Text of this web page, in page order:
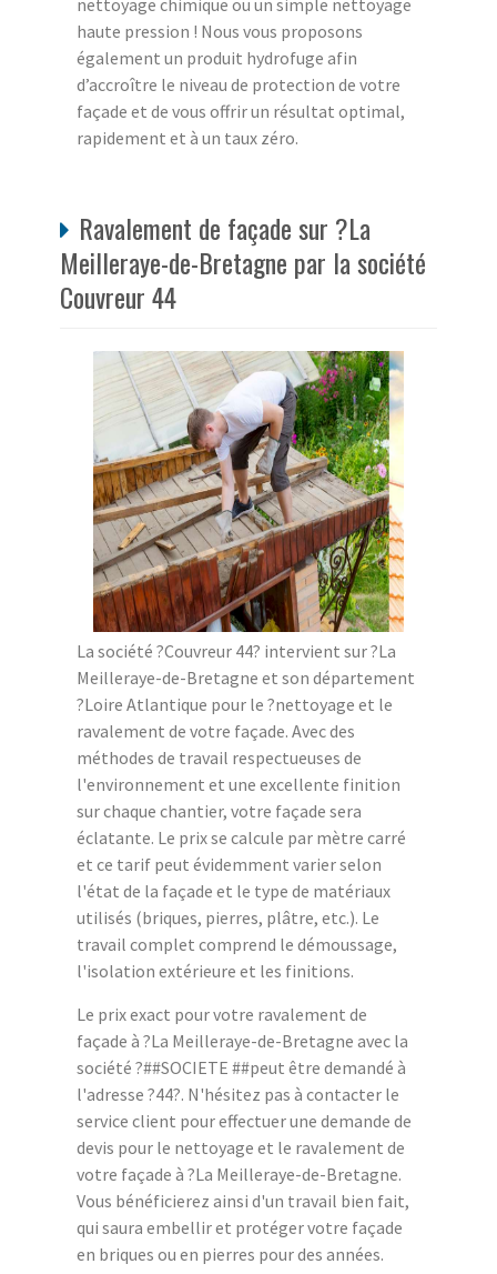
nettoyage chimique ou un simple nettoyage
haute pression ! Nous vous proposons
également un produit hydrofuge afin
d’accroître le niveau de protection de votre
façade et de vous offrir un résultat optimal,
rapidement et à un taux zéro.
Ravalement de façade sur ?La
Meilleraye-de-Bretagne par la société
Couvreur 44
La société ?Couvreur 44? intervient sur ?La
Meilleraye-de-Bretagne et son département
?Loire Atlantique pour le ?nettoyage et le
ravalement de votre façade. Avec des
méthodes de travail respectueuses de
l'environnement et une excellente finition
sur chaque chantier, votre façade sera
éclatante. Le prix se calcule par mètre carré
et ce tarif peut évidemment varier selon
l'état de la façade et le type de matériaux
utilisés (briques, pierres, plâtre, etc.). Le
travail complet comprend le démoussage,
l'isolation extérieure et les finitions.
Le prix exact pour votre ravalement de
façade à ?La Meilleraye-de-Bretagne avec la
société ?##SOCIETE ##peut être demandé à
l'adresse ?44?. N'hésitez pas à contacter le
service client pour effectuer une demande de
devis pour le nettoyage et le ravalement de
votre façade à ?La Meilleraye-de-Bretagne.
Vous bénéficierez ainsi d'un travail bien fait,
qui saura embellir et protéger votre façade
en briques ou en pierres pour des années.